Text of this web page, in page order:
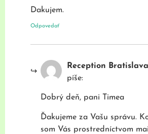
Dakujem.
Odpovedať
Reception Bratislava
píše:
Dobrý deň, pani Timea
Ďakujeme za Vašu správu.
som Vás prostredníctvom